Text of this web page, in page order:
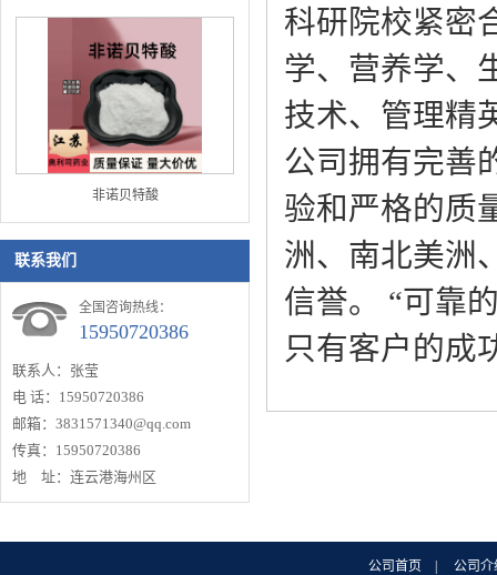
非诺贝特酸
联系我们
全国咨询热线：
15950720386
联系人：张莹
电 话：15950720386
邮箱：3831571340@qq.com
传真：15950720386
地 址：连云港海州区
科研院校紧密
学、营养学、
技术、管理精
公司拥有完善
验和严格的质
洲、南北美洲
信誉。 “可靠
只有客户的成
公司首页 公司介